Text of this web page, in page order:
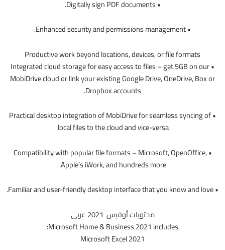
• Digitally sign PDF documents.
• Enhanced security and permissions management.
Productive work beyond locations, devices, or file formats
• Integrated cloud storage for easy access to files – get 5GB on our
MobiDrive cloud or link your existing Google Drive, OneDrive, Box or
Dropbox accounts.
• Practical desktop integration of MobiDrive for seamless syncing of
local files to the cloud and vice-versa.
• Compatibility with popular file formats – Microsoft, OpenOffice,
Apple’s iWork, and hundreds more.
• Familiar and user-friendly desktop interface that you know and love.
محتويات أوفيس 2021 عربى
Microsoft Home & Business 2021 includes:
Microsoft Excel 2021